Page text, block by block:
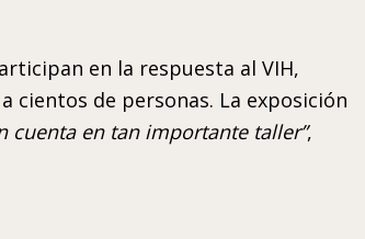
en la respuesta al VIH,
de personas. La exposición
cuenta en tan importante taller”,